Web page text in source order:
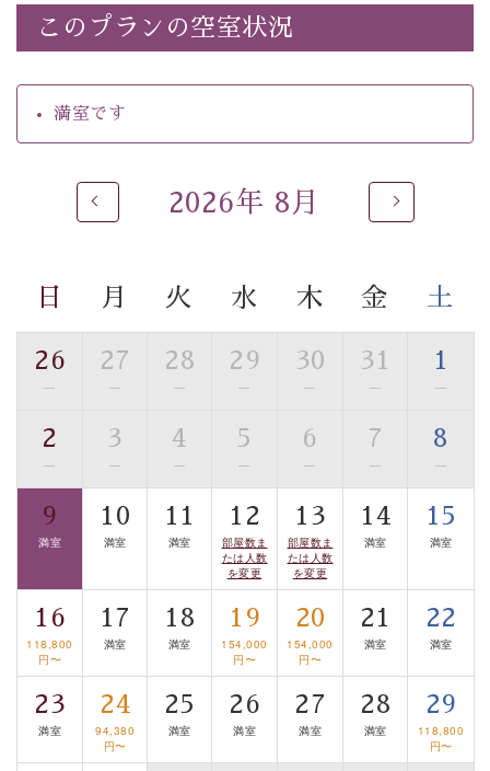
【温泉】
自家源泉「美翠源泉」は酸化の進みが遅く新鮮で若返り
の効果が高い、極めて希有な源泉です。身も心も癒され
るご入浴をお愉しみください。
■お座敷風呂（大浴場）
用。 足元が柔らかく、そして滑りにくい畳のお風呂で
ご了承のほどお願いいたします。
■貸切温泉風呂 （40分2000円）
眺望はございませんが、源泉掛け流しの温泉の質を楽し
む貸切温泉風呂です。ゆったりといやされるプライベー
トな空間をお愉しみください。
【旅】
■諏訪大社4社を巡る無料参拝バス
豊富な知識を持ったドライバー兼ガイドが諏訪大社をご
事前ご予約制ですので、ご利用ご希望の方
は【3日前まで】にお電話ください。
※交通規制などにより運行できない日がございます
※年末年始及び御柱祭前後は運行しておりません
以上が基本プランの内容です。
神秘なる諏訪湖に心癒される時間をお過ごしいただけま
したら幸いです。
このプランの空室状況
満室です
2026年 8月
日 月 火 水 木 金 土
26
—
27
—
28
—
29
—
30
—
31
—
1
—
2
—
3
—
4
—
5
—
6
—
7
—
8
—
9
満室
10
満室
11
満室
12
部屋数ま
たは人数
を変更
13
部屋数ま
たは人数
を変更
14
満室
15
満室
16
118,800
円〜
17
満室
18
満室
19
154,000
円〜
20
154,000
円〜
21
満室
22
満室
23
満室
24
94,380
円〜
25
満室
26
満室
27
満室
28
満室
29
118,800
円〜